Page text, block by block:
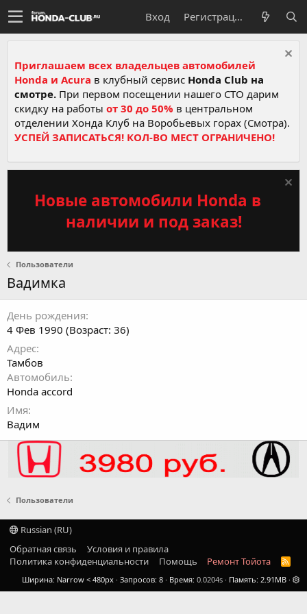
Вход Регистрация
Приглашаем всех владельцев автомобилей
Honda и Acura в клубный сервис Honda Club на
смотре. При первом посещении нашего СТО дарим
скидку на работы от 30 до 50% в центральном
отделении Хонда Клуб на Воробьевых горах (Смотра).
УСПЕЙ ЗАПИСАТЬСЯ! КОЛ-ВО МЕСТ ОГРАНИЧЕНО!
Новые автомобили Honda в
наличии и под заказ!
Пользователи
Вадимка
День рождения
4 Фев 1990 (Возраст: 36)
Адрес
Тамбов
Автомобиль
Honda accord
Имя
Вадим
Пользователи
Russian (RU)
Обратная связь
Условия и правила
Политика конфиденциальности
Помощь Ремонт Тойота
R
S
S
Ширина Запросов 8 Время 0.0204s Память 2.91MB